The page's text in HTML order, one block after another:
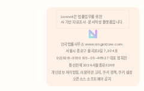
분석 쿠키 허용
Lawvot은 법률업무를 위한
AI 기반 자료조사 · 문서작성 플랫폼입니다.
안국법률사무소 www.anguklaw.com
서울시 종로구 율곡로2길 7, 304호
02)3210-3330 105-05-48527 대표 정희찬
통신판매 2024서울종로0248
개인정보 처리방침, 이용약관 고지, 쿠키 정책, 쿠키 설정
오픈소스 소프트웨어 공지